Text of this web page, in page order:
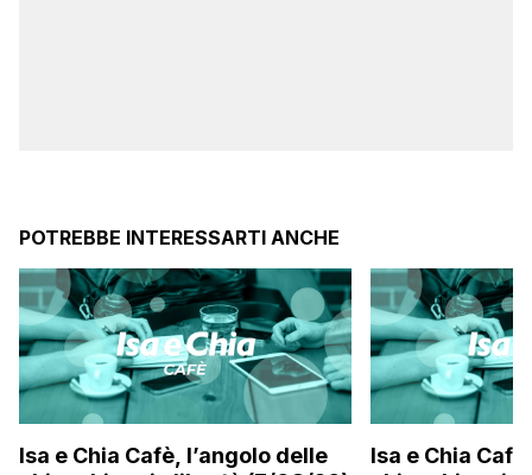
POTREBBE INTERESSARTI ANCHE
Isa e Chia Cafè, l’angolo delle
Isa e Chia